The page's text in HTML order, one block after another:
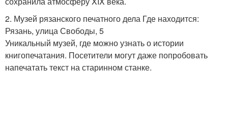
2. Музей рязанского печатного дела Где находится:
Рязань, улица Свободы, 5
Уникальный музей, где можно узнать о истории
книгопечатания. Посетители могут даже попробовать
напечатать текст на старинном станке.